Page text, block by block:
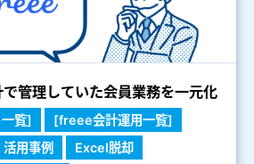
管理していた会員業務を一元化
覧]
[freee会計運用一覧]
活用事例
Excel脱却